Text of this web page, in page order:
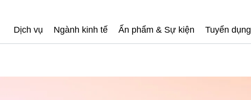
Dịch vụ Ngành kinh tế Ấn phẩm & Sự kiện Tuyển dụng